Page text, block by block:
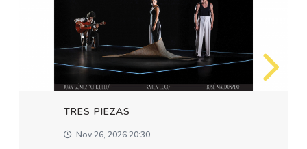
TRES PIEZAS
Nov 26, 2026 20:30